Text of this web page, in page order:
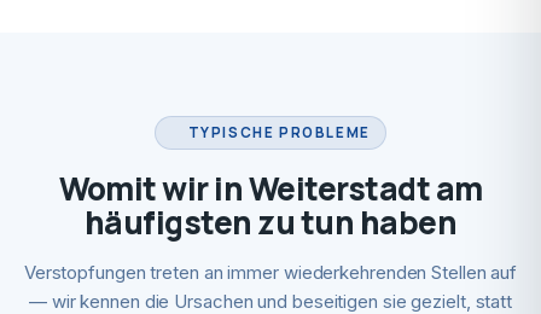
TYPISCHE PROBLEME
Womit wir in Weiterstadt am
häufigsten zu tun haben
Verstopfungen treten an immer wiederkehrenden Stellen auf
— wir kennen die Ursachen und beseitigen sie gezielt, statt